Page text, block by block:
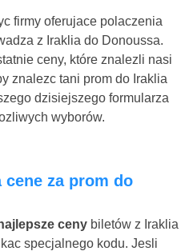
firmy oferujace polaczenia
z Iraklia do Donoussa.
ceny, które znalezli nasi
znalezc tani prom do Iraklia
dzisiejszego formularza
wyborów.
ceny biletów z Iraklia
specjalnego kodu. Jesli